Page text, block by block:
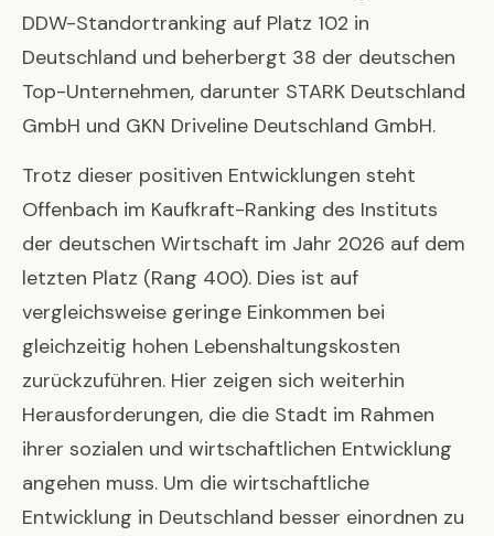
DDW-Standortranking auf Platz 102 in
Deutschland und beherbergt 38 der deutschen
Top-Unternehmen, darunter STARK Deutschland
GmbH und GKN Driveline Deutschland GmbH.
Trotz dieser positiven Entwicklungen steht
Offenbach im Kaufkraft-Ranking des Instituts
der deutschen Wirtschaft im Jahr 2026 auf dem
letzten Platz (Rang 400). Dies ist auf
vergleichsweise geringe Einkommen bei
gleichzeitig hohen Lebenshaltungskosten
zurückzuführen. Hier zeigen sich weiterhin
Herausforderungen, die die Stadt im Rahmen
ihrer sozialen und wirtschaftlichen Entwicklung
angehen muss. Um die wirtschaftliche
Entwicklung in Deutschland besser einordnen zu